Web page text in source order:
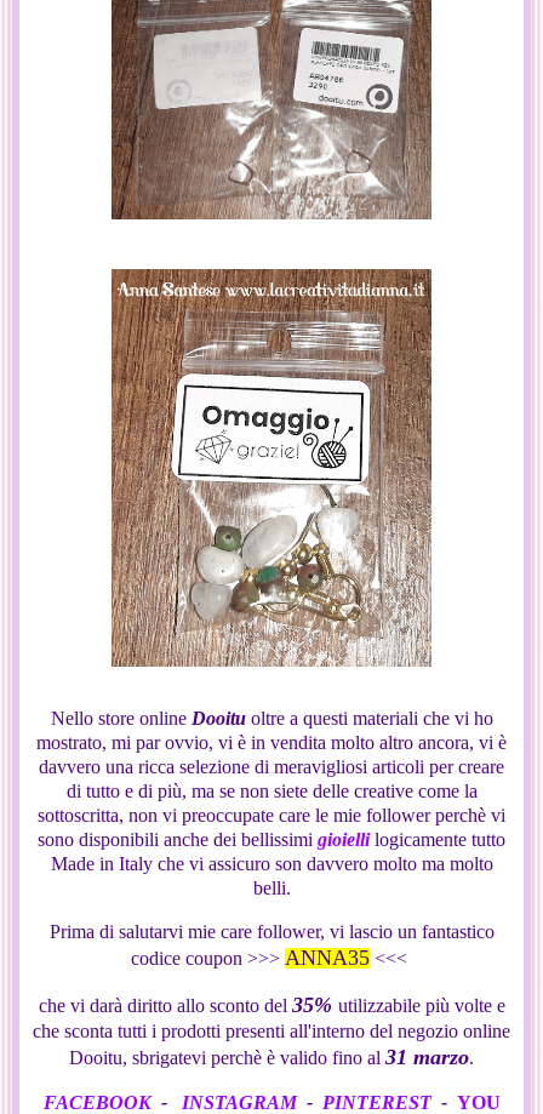
Nello store online Dooituoltre a questi materiali che vi ho
mostrato, mi par ovvio, vi è in vendita molto altro ancora, vi è
davvero una ricca selezione di meravigliosi articoli per creare
di tutto e di più, ma se non siete delle creative come la
sottoscritta, non vi preoccupate care le mie follower perchè vi
sono disponibili anche dei bellissimi gioiellilogicamente tutto
Made in Italy che vi assicuro son davvero molto ma molto
belli.
Prima di salutarvi mie care follower, vi lascio un fantastico
codice coupon >>> ANNA35 <<<
che vi darà diritto allo sconto del 35% utilizzabile più volte e
che sconta tutti i prodotti presenti all'interno del negozio online
Dooitu, sbrigatevi perchè è valido fino al 31 marzo.
FACEBOOK- INSTAGRAM- PINTEREST- YOU